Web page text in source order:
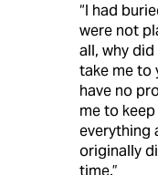
“I had
were not
all, why
take me to
have no
me to
everything
originally
time.”